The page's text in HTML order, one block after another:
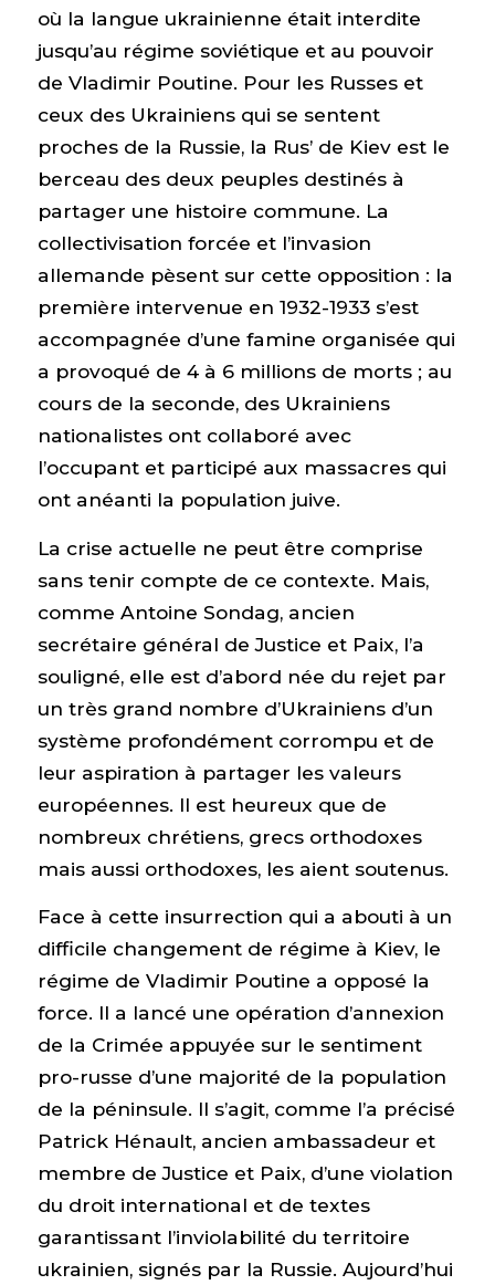
où la langue ukrainienne était interdite
jusqu’au régime soviétique et au pouvoir
de Vladimir Poutine. Pour les Russes et
ceux des Ukrainiens qui se sentent
proches de la Russie, la Rus’ de Kiev est le
berceau des deux peuples destinés à
partager une histoire commune. La
collectivisation forcée et l’invasion
allemande pèsent sur cette opposition : la
première intervenue en 1932-1933 s’est
accompagnée d’une famine organisée qui
a provoqué de 4 à 6 millions de morts ; au
cours de la seconde, des Ukrainiens
nationalistes ont collaboré avec
l’occupant et participé aux massacres qui
ont anéanti la population juive.
La crise actuelle ne peut être comprise
sans tenir compte de ce contexte. Mais,
comme Antoine Sondag, ancien
secrétaire général de Justice et Paix, l’a
souligné, elle est d’abord née du rejet par
un très grand nombre d’Ukrainiens d’un
système profondément corrompu et de
leur aspiration à partager les valeurs
européennes. Il est heureux que de
nombreux chrétiens, grecs orthodoxes
mais aussi orthodoxes, les aient soutenus.
Face à cette insurrection qui a abouti à un
difficile changement de régime à Kiev, le
régime de Vladimir Poutine a opposé la
force. Il a lancé une opération d’annexion
de la Crimée appuyée sur le sentiment
pro-russe d’une majorité de la population
de la péninsule. Il s’agit, comme l’a précisé
Patrick Hénault, ancien ambassadeur et
membre de Justice et Paix, d’une violation
du droit international et de textes
garantissant l’inviolabilité du territoire
ukrainien, signés par la Russie. Aujourd’hui